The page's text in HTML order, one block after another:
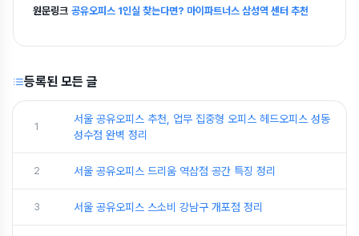
원문링크 공유오피스 1인실 찾는다면? 마이파트너스 삼성역 센터 추천
등록된 모든 글
1
서울 공유오피스 추천, 업무 집중형 오피스 헤드오피스 성동
성수점 완벽 정리
2 서울 공유오피스 드리움 역삼점 공간 특징 정리
3 서울 공유오피스 스소비 강남구 개포점 정리